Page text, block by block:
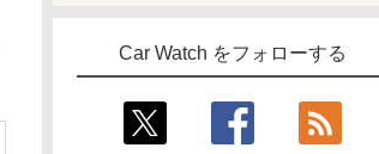
Car Watch をフォローする